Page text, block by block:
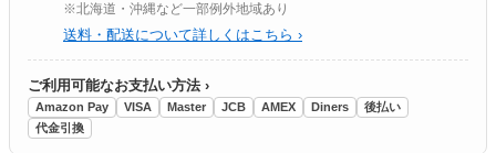
※北海道・沖縄など一部例外地域あり
送料・配送について詳しくはこちら ›
ご利用可能なお支払い方法 ›
Amazon Pay VISA Master JCB AMEX Diners
後払い
代金引換